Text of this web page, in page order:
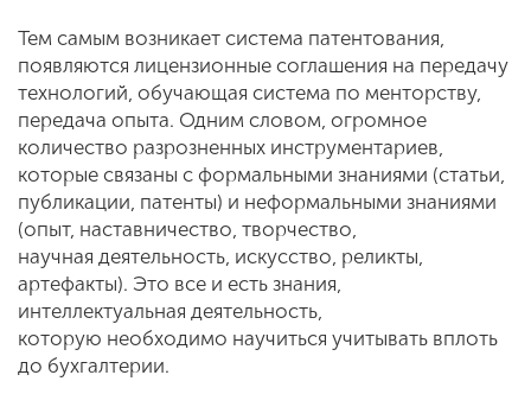
Тем самым возникает система патентования,
появляются лицензионные соглашения на передачу
технологий, обучающая система по менторству,
передача опыта. Одним словом, огромное
количество разрозненных инструментариев,
которые связаны с формальными знаниями (статьи,
публикации, патенты) и неформальными знаниями
(опыт, наставничество, творчество,
научная деятельность, искусство, реликты,
артефакты). Это все и есть знания,
интеллектуальная деятельность,
которую необходимо научиться учитывать вплоть
до бухгалтерии.